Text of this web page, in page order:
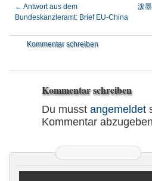
← Antwort aus dem
Bundeskanzleramt: Brief EU-China
泼
Kommentar schreiben
Kommentar schreiben
Du musst angemeldet
Kommentar